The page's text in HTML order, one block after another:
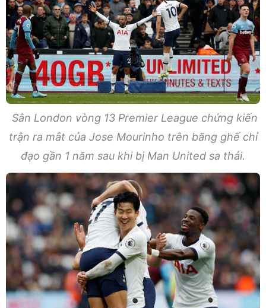
Sân London vòng 13 Premier League chứng kiến
trận ra mắt của Jose Mourinho trên băng ghế chỉ
đạo gần 1 năm sau khi bị Man United sa thải.